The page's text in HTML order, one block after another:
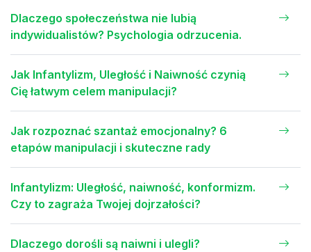
Dlaczego społeczeństwa nie lubią
indywidualistów? Psychologia odrzucenia.
Jak Infantylizm, Uległość i Naiwność czynią
Cię łatwym celem manipulacji?
Jak rozpoznać szantaż emocjonalny? 6
etapów manipulacji i skuteczne rady
Infantylizm: Uległość, naiwność, konformizm.
Czy to zagraża Twojej dojrzałości?
Dlaczego dorośli są naiwni i ulegli?